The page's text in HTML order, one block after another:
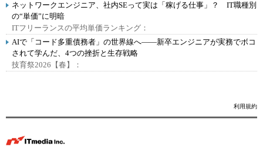
ネットワークエンジニア、社内SEって実は「稼げる仕事」？ IT職種別
の“単価”に明暗
ITフリーランスの平均単価ランキング：
AIで「コード多重債務者」の世界線へ――新卒エンジニアが実務でボコ
されて学んだ、4つの挫折と生存戦略
技育祭2026【春】：
利用規約